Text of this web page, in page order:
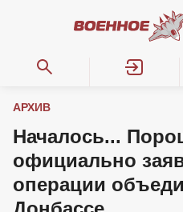
АРХИВ
Началось...
официально
операции